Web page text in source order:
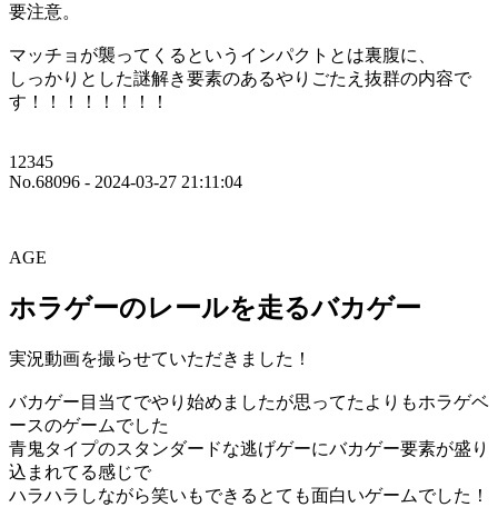
要注意。
マッチョが襲ってくるというインパクトとは裏腹に、
しっかりとした謎解き要素のあるやりごたえ抜群の内容で
す！！！！！！！！
12345
No.68096 - 2024-03-27 21:11:04
AGE
ホラゲーのレールを走るバカゲー
実況動画を撮らせていただきました！
バカゲー目当てでやり始めましたが思ってたよりもホラゲベ
ースのゲームでした
青鬼タイプのスタンダードな逃げゲーにバカゲー要素が盛り
込まれてる感じで
ハラハラしながら笑いもできるとても面白いゲームでした！